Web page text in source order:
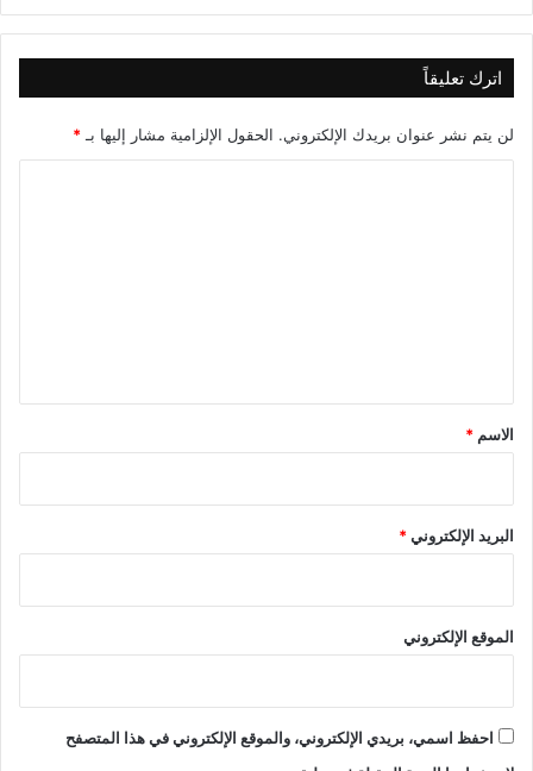
اترك تعليقاً
لن يتم نشر عنوان بريدك الإلكتروني. الحقول الإلزامية مشار إليها بـ *
*
الاسم *
البريد الإلكتروني*
الموقع الإلكتروني
احفظ اسمي، بريدي الإلكتروني، والموقع الإلكتروني في هذا المتصفح